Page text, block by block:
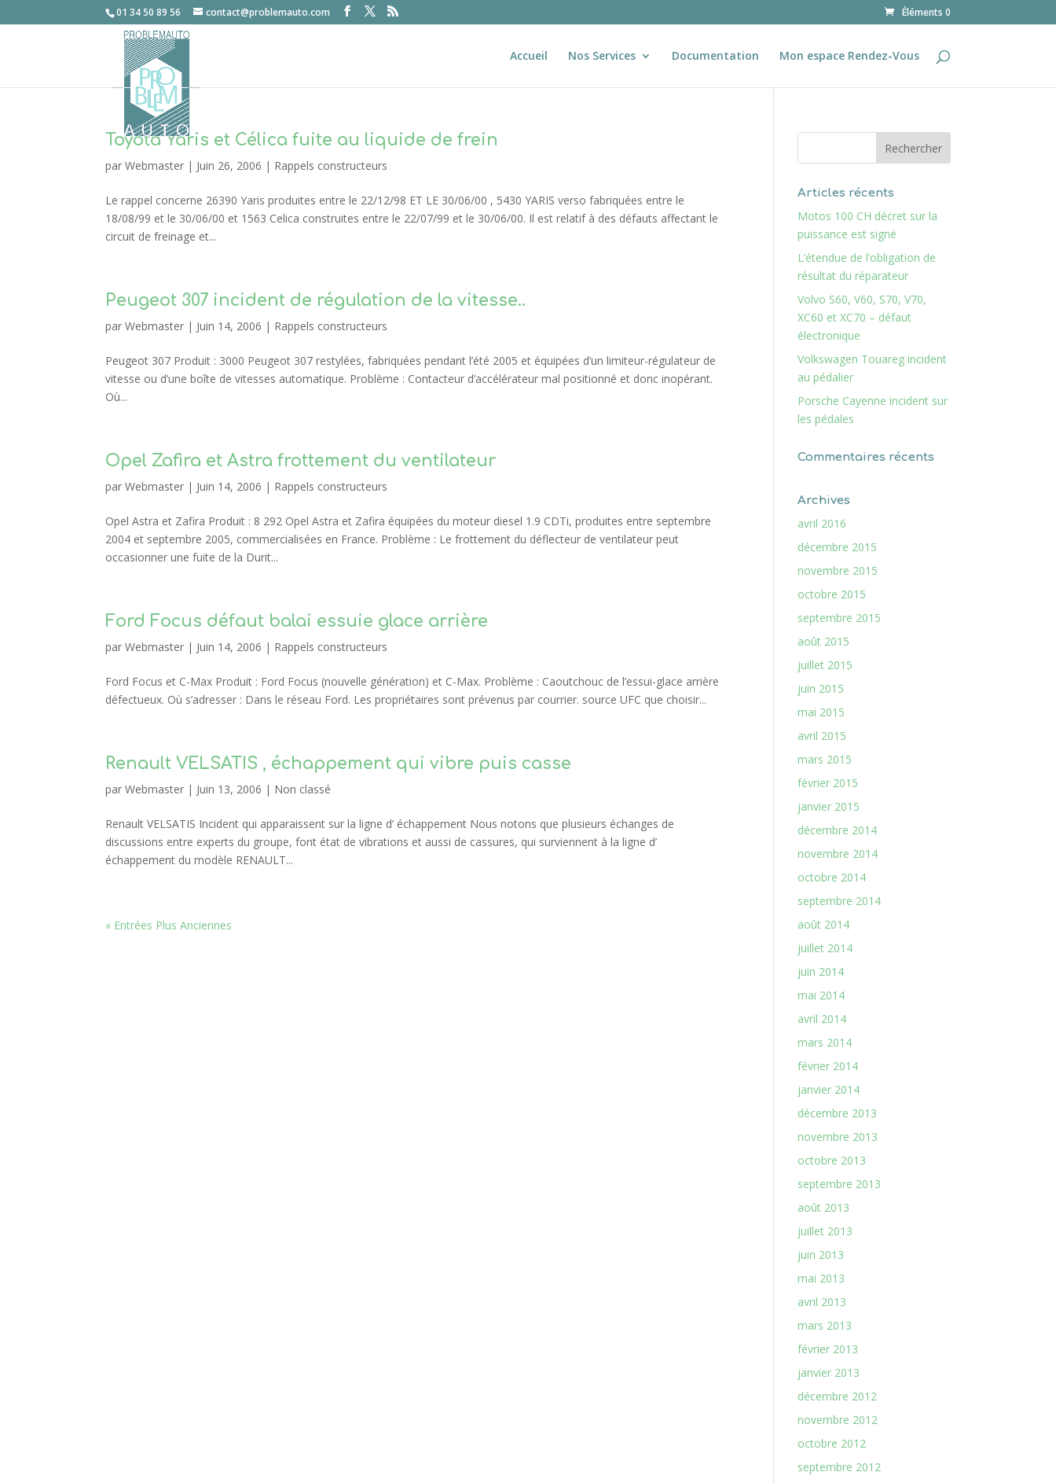
01 34 50 89 56 contact@problemauto.com Éléments 0
Accueil Nos Services Documentation Mon espace Rendez-Vous
Toyota Yaris et Célica fuite au liquide de frein
parWebmaster | Juin 26, 2006 | Rappels constructeurs
Le rappel concerne 26390 Yaris produites entre le 22/12/98 ET LE 30/06/00 , 5430 YARIS verso fabriquées entre le
18/08/99 et le 30/06/00 et 1563 Celica construites entre le 22/07/99 et le 30/06/00. Il est relatif à des défauts affectant le
circuit de freinage et...
Peugeot 307 incident de régulation de la vitesse..
parWebmaster | Juin 14, 2006 | Rappels constructeurs
Peugeot 307 Produit : 3000 Peugeot 307 restylées, fabriquées pendant l’été 2005 et équipées d’un limiteur-régulateur de
vitesse ou d’une boîte de vitesses automatique. Problème : Contacteur d’accélérateur mal positionné et donc inopérant.
Où...
Opel Zafira et Astra frottement du ventilateur
parWebmaster | Juin 14, 2006 | Rappels constructeurs
Opel Astra et Zafira Produit : 8 292 Opel Astra et Zafira équipées du moteur diesel 1.9 CDTi, produites entre septembre
2004 et septembre 2005, commercialisées en France. Problème : Le frottement du déflecteur de ventilateur peut
occasionner une fuite de la Durit...
Ford Focus défaut balai essuie glace arrière
parWebmaster | Juin 14, 2006 | Rappels constructeurs
Ford Focus et C-Max Produit : Ford Focus (nouvelle génération) et C-Max. Problème : Caoutchouc de l’essui-glace arrière
défectueux. Où s’adresser : Dans le réseau Ford. Les propriétaires sont prévenus par courrier. source UFC que choisir...
Renault VELSATIS , échappement qui vibre puis casse
parWebmaster | Juin 13, 2006 | Non classé
Renault VELSATIS Incident qui apparaissent sur la ligne d’ échappement Nous notons que plusieurs échanges de
discussions entre experts du groupe, font état de vibrations et aussi de cassures, qui surviennent à la ligne d’
échappement du modèle RENAULT...
« Entrées Plus Anciennes
Articles récents
Motos 100 CH décret sur la
puissance est signé
L’étendue de l’obligation de
résultat du réparateur
Volvo S60, V60, S70, V70,
XC60 et XC70 – défaut
électronique
Volkswagen Touareg incident
au pédalier
Porsche Cayenne incident sur
les pédales
Commentaires récents
Archives
avril 2016
décembre 2015
novembre 2015
octobre 2015
septembre 2015
août 2015
juillet 2015
juin 2015
mai 2015
avril 2015
mars 2015
février 2015
janvier 2015
décembre 2014
novembre 2014
octobre 2014
septembre 2014
août 2014
juillet 2014
juin 2014
mai 2014
avril 2014
mars 2014
février 2014
janvier 2014
décembre 2013
novembre 2013
octobre 2013
septembre 2013
août 2013
juillet 2013
juin 2013
mai 2013
avril 2013
mars 2013
février 2013
janvier 2013
décembre 2012
novembre 2012
octobre 2012
septembre 2012